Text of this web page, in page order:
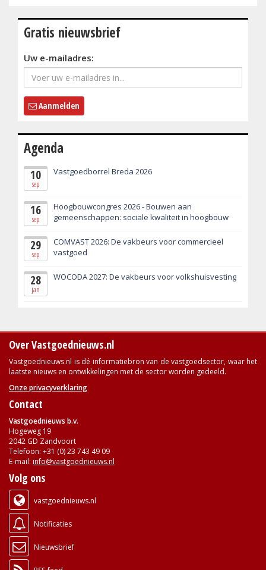
Gratis nieuwsbrief
Uw e-mailadres:
Aanmelden
Agenda
10
sep
Vastgoedborrel Breda 2026
16
sep
Hoogbouwcongres 2026 - Bouwen aan
gemeenschappen: sociale kwaliteit in hoogbouw
29
sep
COMVAST 2026: De vakbeurs voor commercieel
vastgoed
28
jan
WOCODA 2027: De vakbeurs voor volkshuisvesting
Over Vastgoednieuws.nl
Vastgoednieuws.nl is dé informatiebron van de vastgoedsector, waar het
laatste nieuws en ontwikkelingen met de sector worden gedeeld.
Onze privacyverklaring
Contact
Vastgoednieuws b.v.
Hogeweg 19
2042 GD Zandvoort
Telefoon: +31 (0) 23 743 49 09
E-mail: info@vastgoednieuws.nl
Volg ons
vastgoednieuws.nl
Notificaties
Nieuwsbrief